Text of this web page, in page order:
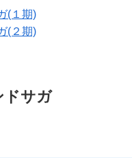
(１期)
(２期)
ドサガ